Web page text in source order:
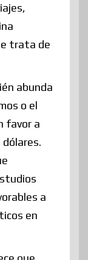
trata de
abunda
o el
favor a
a
en